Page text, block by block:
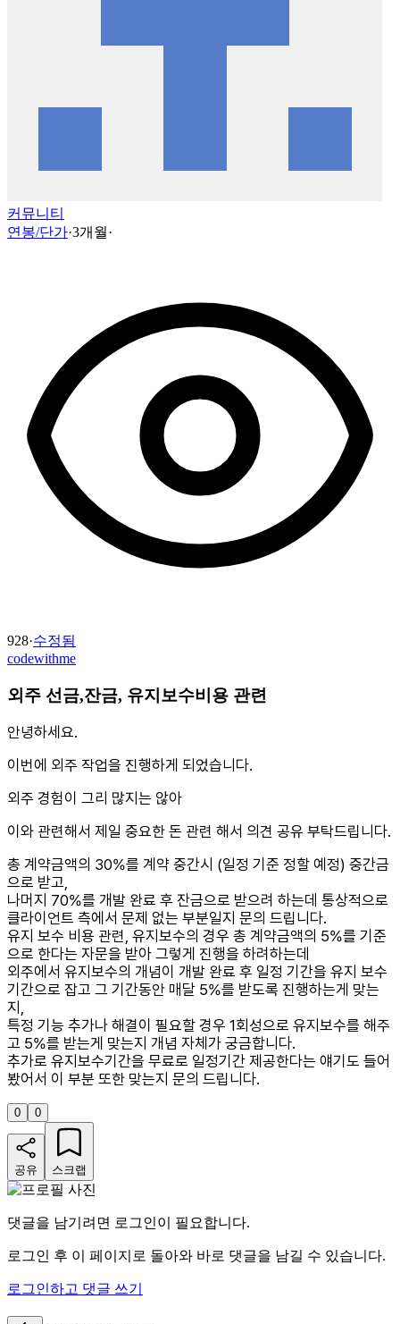
커뮤니티
연봉/단가·3개월·
928·수정됨
codewithme
외주 선금,잔금, 유지보수비용 관련
안녕하세요.
이번에 외주 작업을 진행하게 되었습니다.
외주 경험이 그리 많지는 않아
이와 관련해서 제일 중요한 돈 관련 해서 의견 공유 부탁드립니다.
총 계약금액의 30%를 계약 중간시 (일정 기준 정할 예정) 중간금
으로 받고,
나머지 70%를 개발 완료 후 잔금으로 받으려 하는데 통상적으로
클라이언트 측에서 문제 없는 부분일지 문의 드립니다.
유지 보수 비용 관련, 유지보수의 경우 총 계약금액의 5%를 기준
으로 한다는 자문을 받아 그렇게 진행을 하려하는데
외주에서 유지보수의 개념이 개발 완료 후 일정 기간을 유지 보수
기간으로 잡고 그 기간동안 매달 5%를 받도록 진행하는게 맞는
지,
특정 기능 추가나 해결이 필요할 경우 1회성으로 유지보수를 해주
고 5%를 받는게 맞는지 개념 자체가 궁금합니다.
추가로 유지보수기간을 무료로 일정기간 제공한다는 얘기도 들어
봤어서 이 부분 또한 맞는지 문의 드립니다.
0 0
공유 스크랩
댓글을 남기려면 로그인이 필요합니다.
로그인 후 이 페이지로 돌아와 바로 댓글을 남길 수 있습니다.
로그인하고 댓글 쓰기